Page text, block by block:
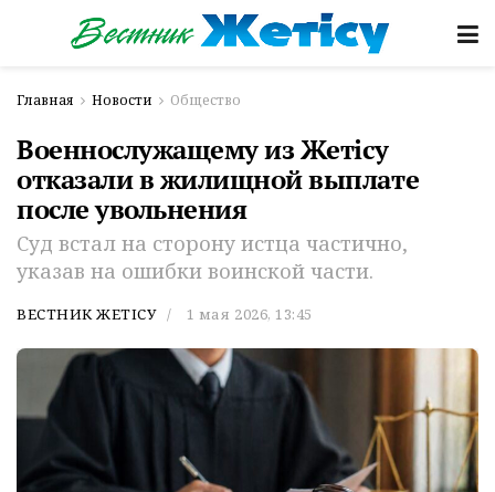
Главная Новости Общество
Военнослужащему из Жетісу
отказали в жилищной выплате
после увольнения
Суд встал на сторону истца частично,
указав на ошибки воинской части.
ВЕСТНИК ЖЕТІСУ 1 мая 2026, 13:45